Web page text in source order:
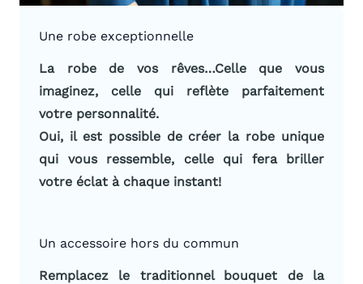
Une robe exceptionnelle
La robe de vos rêves…Celle que vous
imaginez, celle qui reflète parfaitement
votre personnalité.
Oui, il est possible de créer la robe unique
qui vous ressemble, celle qui fera briller
votre éclat à chaque instant!
Un accessoire hors du commun
Remplacez le traditionnel bouquet de la